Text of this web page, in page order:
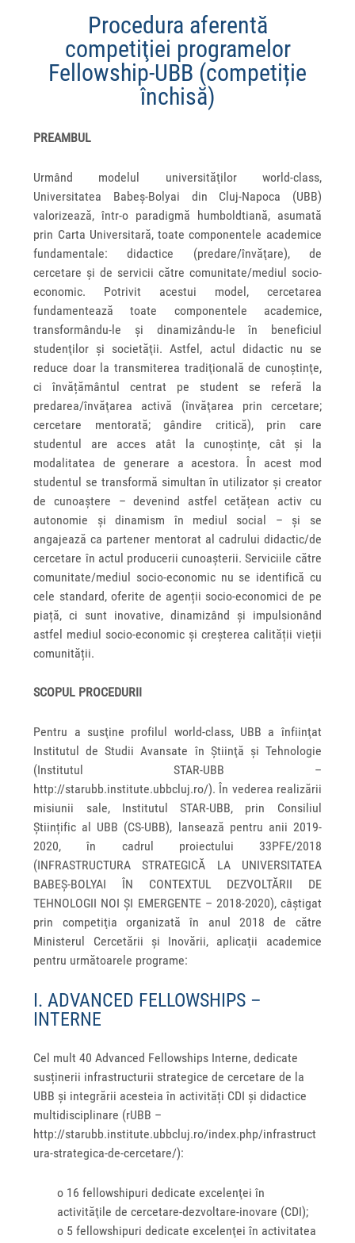
Procedura aferentă
competiţiei programelor
Fellowship-UBB (competiție
închisă)
PREAMBUL
Urmând modelul universităţilor world-class,
Universitatea Babeș-Bolyai din Cluj-Napoca (UBB)
valorizează, într-o paradigmă humboldtiană, asumată
prin Carta Universitară, toate componentele academice
fundamentale: didactice (predare/învăţare), de
cercetare şi de servicii către comunitate/mediul socio-
economic. Potrivit acestui model, cercetarea
fundamentează toate componentele academice,
transformându-le şi dinamizându-le în beneficiul
studenţilor şi societăţii. Astfel, actul didactic nu se
reduce doar la transmiterea tradiţională de cunoştinţe,
ci învățământul centrat pe student se referă la
predarea/învăţarea activă (învăţarea prin cercetare;
cercetare mentorată; gândire critică), prin care
studentul are acces atât la cunoştinţe, cât şi la
modalitatea de generare a acestora. În acest mod
studentul se transformă simultan în utilizator şi creator
de cunoaştere – devenind astfel cetățean activ cu
autonomie și dinamism în mediul social – și se
angajează ca partener mentorat al cadrului didactic/de
cercetare în actul producerii cunoașterii. Serviciile către
comunitate/mediul socio-economic nu se identifică cu
cele standard, oferite de agenții socio-economici de pe
piață, ci sunt inovative, dinamizând şi impulsionând
astfel mediul socio-economic și creșterea calității vieții
comunității.
SCOPUL PROCEDURII
Pentru a susţine profilul world-class, UBB a înfiinţat
Institutul de Studii Avansate în Ştiinţă şi Tehnologie
(Institutul STAR-UBB –
http://starubb.institute.ubbcluj.ro/). În vederea realizării
misiunii sale, Institutul STAR-UBB, prin Consiliul
Științific al UBB (CS-UBB), lansează pentru anii 2019-
2020, în cadrul proiectului 33PFE/2018
(INFRASTRUCTURA STRATEGICĂ LA UNIVERSITATEA
BABEȘ-BOLYAI ÎN CONTEXTUL DEZVOLTĂRII DE
TEHNOLOGII NOI ȘI EMERGENTE – 2018-2020), câștigat
prin competiţia organizată în anul 2018 de către
Ministerul Cercetării și Inovării, aplicaţii academice
pentru următoarele programe:
I. ADVANCED FELLOWSHIPS –
INTERNE
Cel mult 40 Advanced Fellowships Interne, dedicate
susținerii infrastructurii strategice de cercetare de la
UBB și integrării acesteia în activități CDI și didactice
multidisciplinare (rUBB –
http://starubb.institute.ubbcluj.ro/index.php/infrastruct
ura-strategica-de-cercetare/):
o 16 fellowshipuri dedicate excelenţei în
activităţile de cercetare-dezvoltare-inovare (CDI);
o 5 fellowshipuri dedicate excelenţei în activitatea